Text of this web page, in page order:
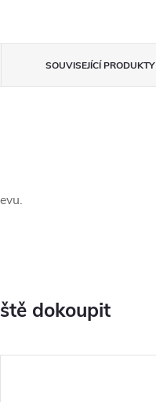
SOUVISEJÍCÍ PRODUKTY
dokoupit